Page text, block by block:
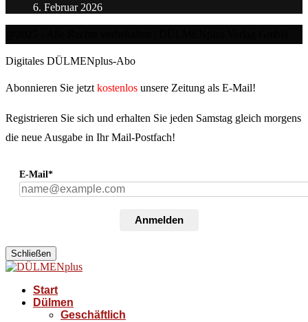
6. Februar 2026
Digitales DÜLMENplus-Abo
Abonnieren Sie jetzt kostenlos unsere Zeitung als E-Mail!
Registrieren Sie sich und erhalten Sie jeden Samstag gleich morgens
die neue Ausgabe in Ihr Mail-Postfach!
E-Mail*
Anmelden
Schließen
Start
Dülmen
Geschäftlich